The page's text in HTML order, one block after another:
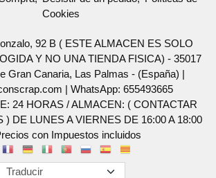
Cookies
92 B ( ESTE ALMACEN ES SOLO
Y NO UNA TIENDA FISICA) - 35017
Gran Canaria, Las Palmas - (España) |
| WhatsApp: 655493665
24 HORAS / ALMACEN: ( CONTACTAR
) DE LUNES A VIERNES DE 16:00 A 18:00
con Impuestos incluidos